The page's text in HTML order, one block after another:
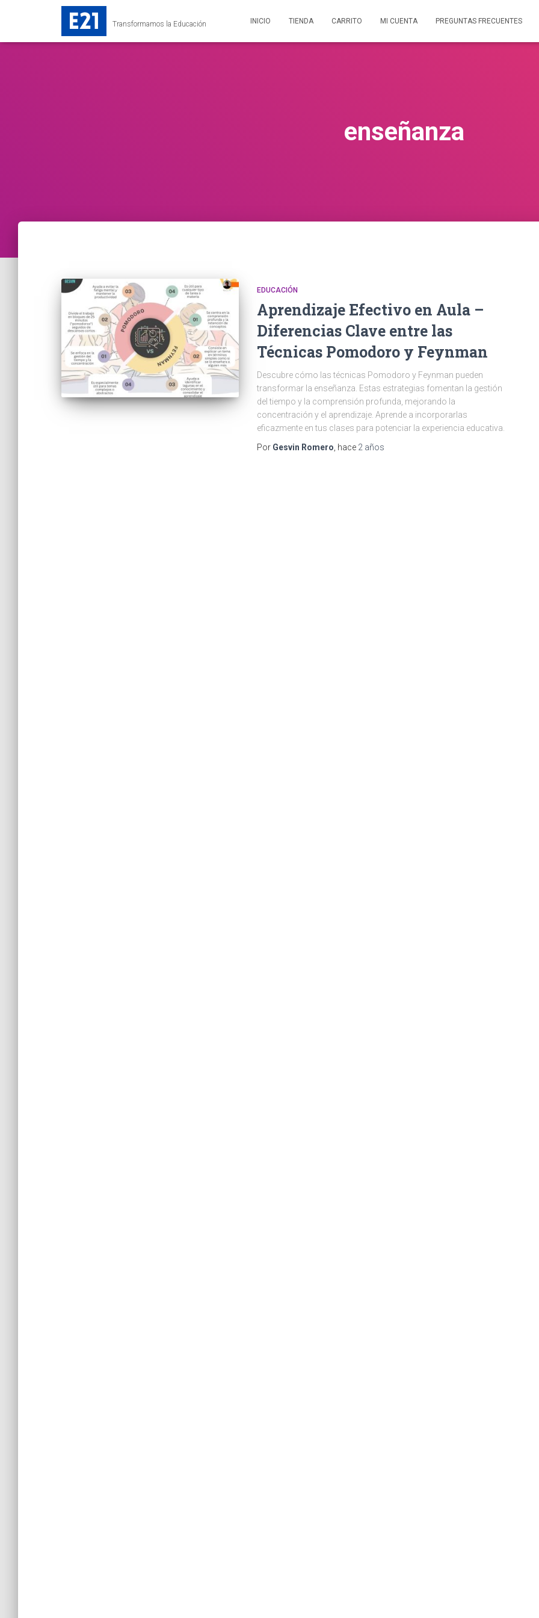
Transformamos la Educación INICIO TIENDA CARRITO MI CUENTA PREGUNTAS FRECUENTES
enseñanza
EDUCACIÓN
Aprendizaje Efectivo en Aula –
Diferencias Clave entre las
Técnicas Pomodoro y Feynman
Descubre cómo las técnicas Pomodoro y Feynman pueden
transformar la enseñanza. Estas estrategias fomentan la gestión
del tiempo y la comprensión profunda, mejorando la
concentración y el aprendizaje. Aprende a incorporarlas
eficazmente en tus clases para potenciar la experiencia educativa.
Por Gesvin Romero , hace 2 años